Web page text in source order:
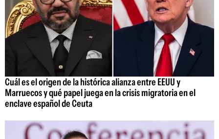
Cuál es el origen de la histórica alianza entre EEUU y
Marruecos y qué papel juega en la crisis migratoria en el
enclave español de Ceuta